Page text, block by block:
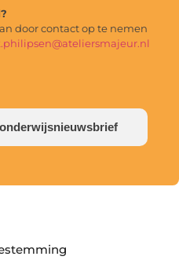
door contact op te nemen